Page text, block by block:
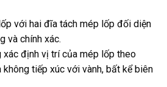
với hai đĩa tách mép lốp đối diện
và chính xác.
định vị trí của mép lốp theo
tiếp xúc với vành, bất kể biên